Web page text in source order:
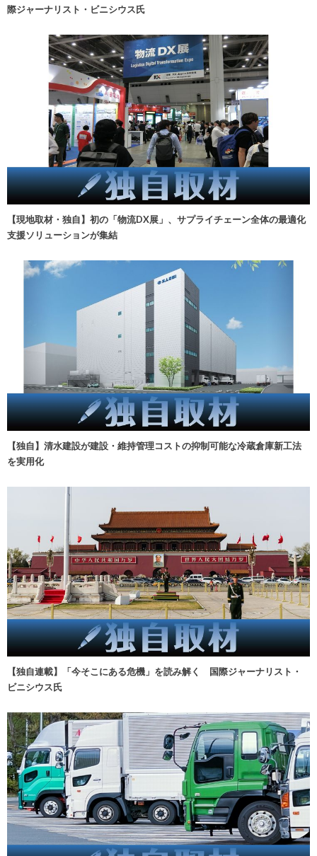
際ジャーナリスト・ビニシウス氏
【現地取材・独自】初の「物流DX展」、サプライチェーン全体の最適化
支援ソリューションが集結
【独自】清水建設が建設・維持管理コストの抑制可能な冷蔵倉庫新工法
を実用化
【独自連載】「今そこにある危機」を読み解く 国際ジャーナリスト・
ビニシウス氏